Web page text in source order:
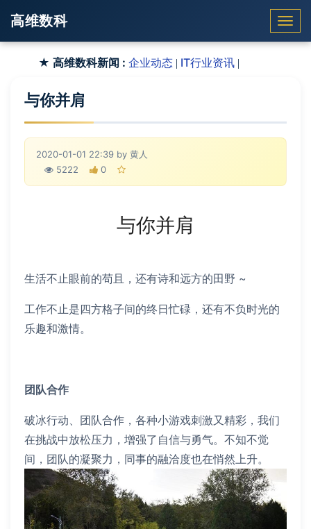
高维数科
★ 高维数科新闻 : 企业动态 | IT行业资讯 |
与你并肩
2020-01-01 22:39 by 黄人
5222
0
与你并肩
生活不止眼前的苟且，还有诗和远方的田野 ~
工作不止是四方格子间的终日忙碌，还有不负时光的
乐趣和激情。
团队合作
破冰行动、团队合作，各种小游戏刺激又精彩，我们
在挑战中放松压力，增强了自信与勇气。不知不觉
间，团队的凝聚力，同事的融洽度也在悄然上升。